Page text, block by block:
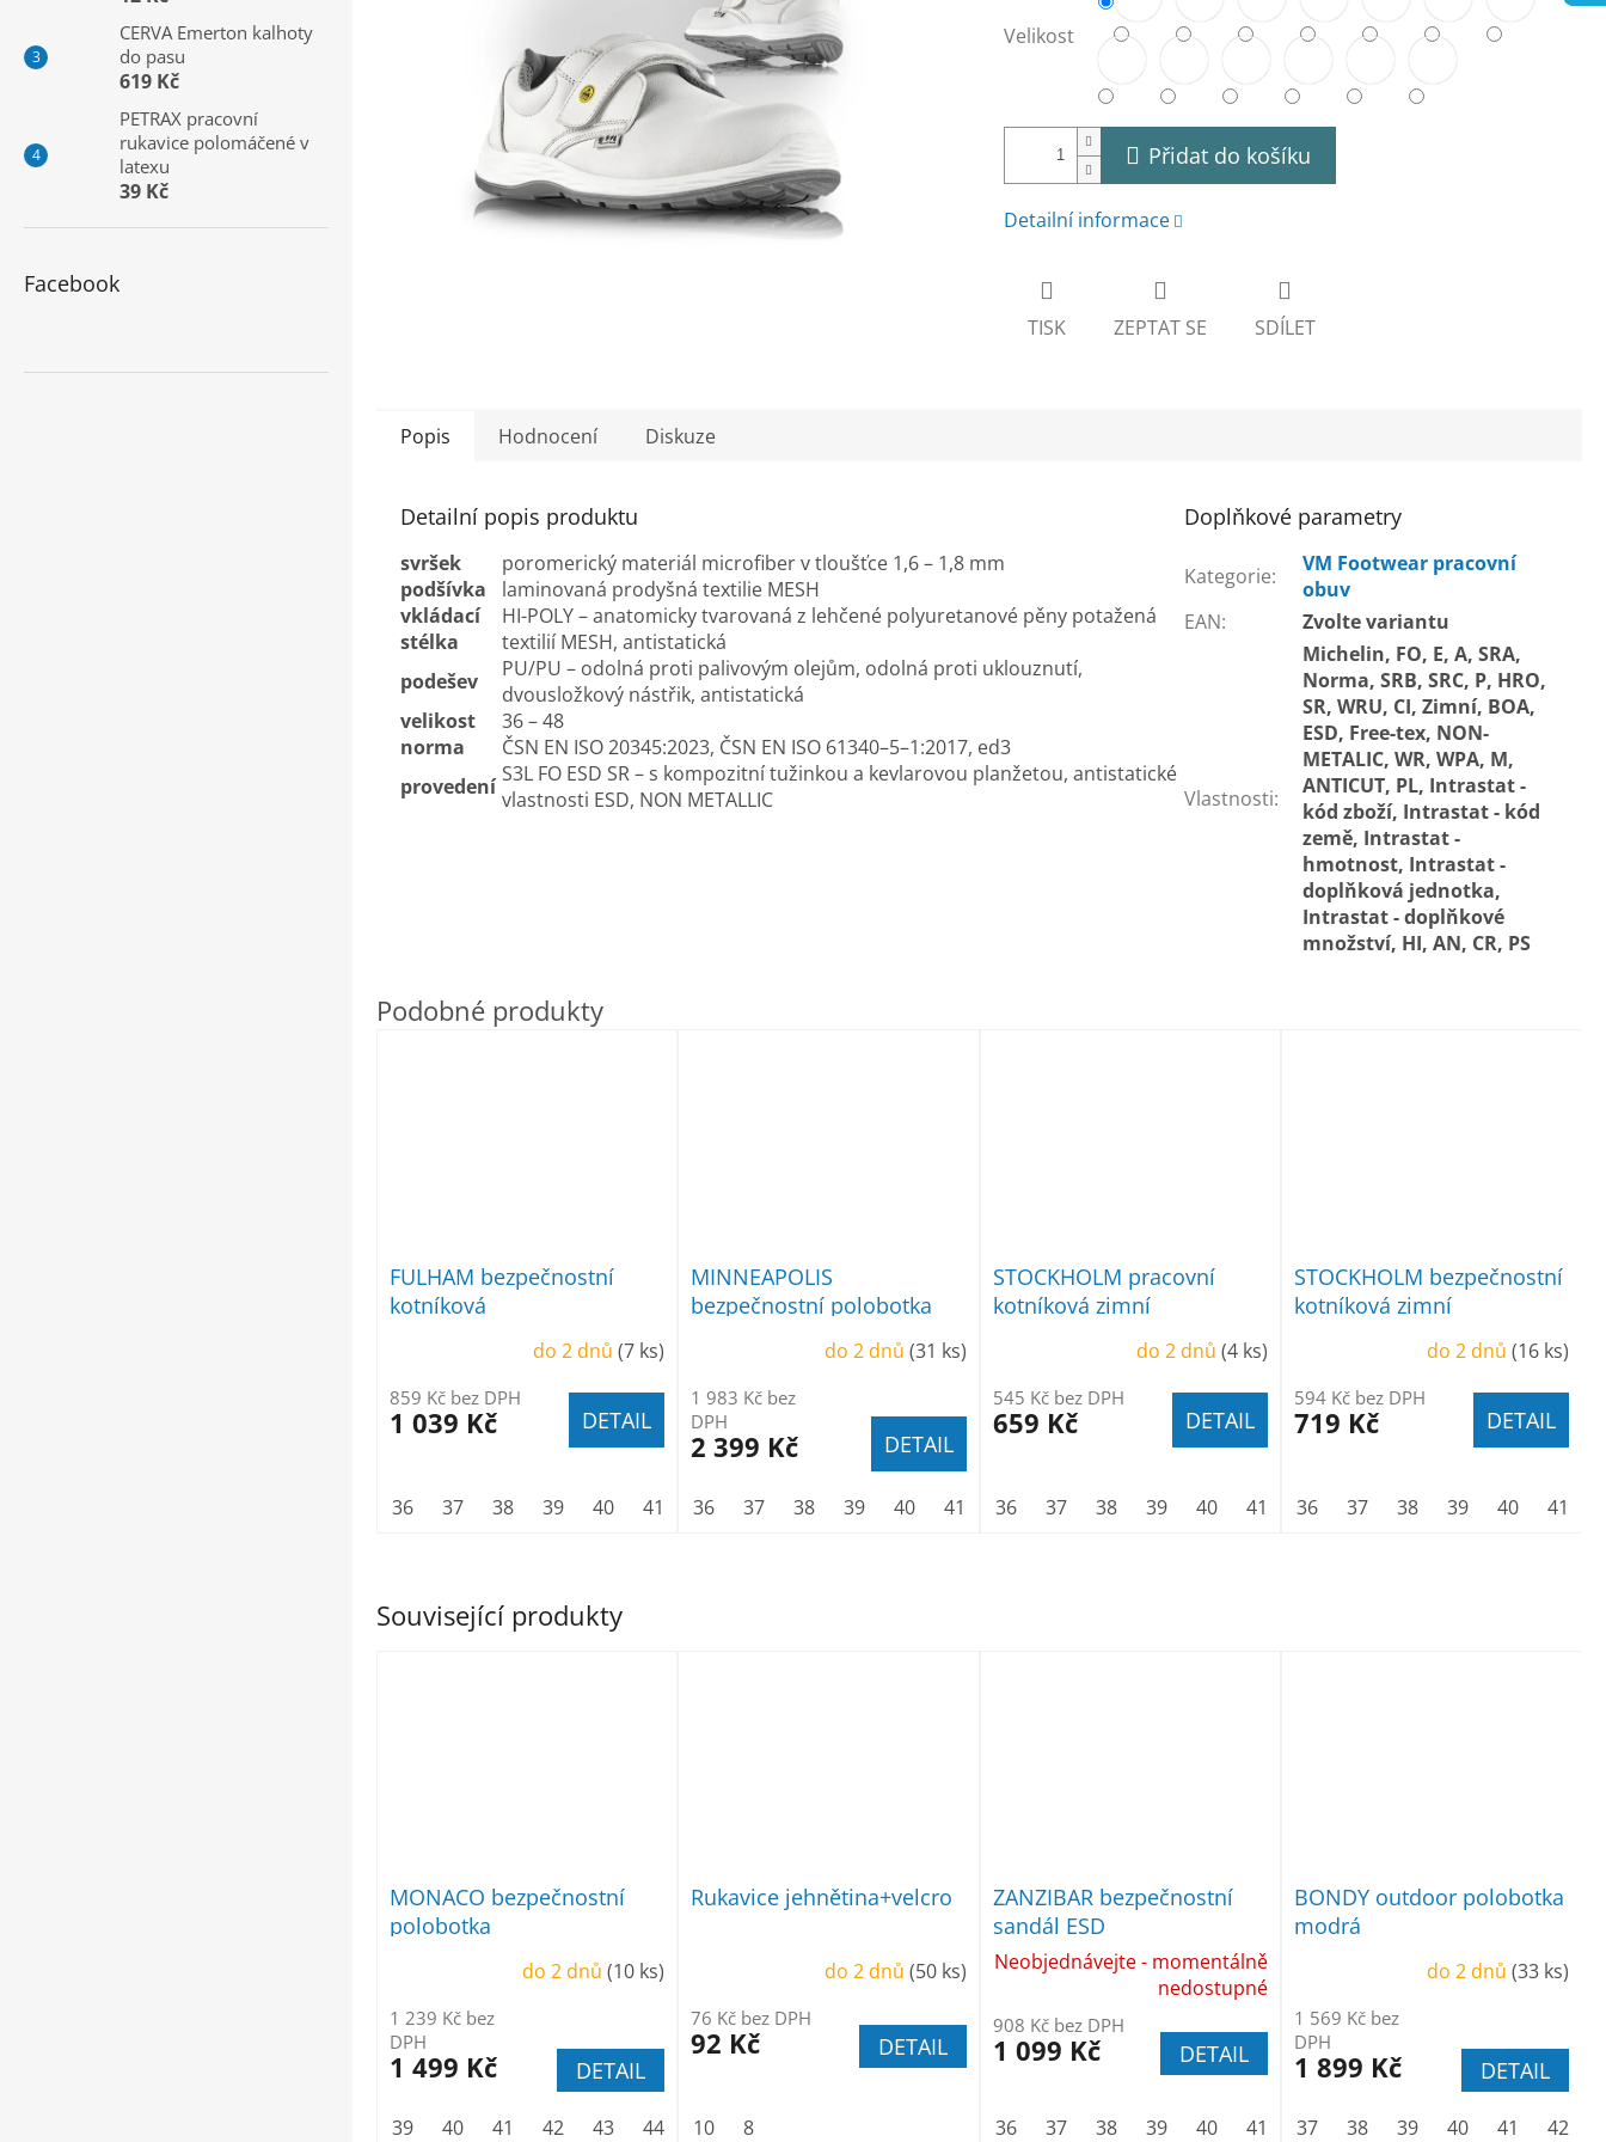
CERVA Emerton kalhoty
do pasu
619 Kč
PETRAX pracovní
rukavice polomáčené v
latexu
39 Kč
Facebook
Velikost
Přidat do košíku
Detailní informace
TISK ZEPTAT SE SDÍLET
Související produkty
MONACO bezpečnostní
polobotka
do 2 dnů(10 ks)
1 239 Kč bez
DPH
1 499 Kč DETAIL
39 40 41 42 43 44 45 46
Rukavice jehnětina+velcro
do 2 dnů (50 ks)
76 Kč bez DPH
92 Kč DETAIL
10 8
ZANZIBAR bezpečnostní
sandál ESD
Neobjednávejte - momentálně
nedostupné
908 Kč bez DPH
1 099 Kč DETAIL
36 37 38 39 40 41 42 43 44 45 46 47
BONDY outdoor polobotka
modrá
do 2 dnů (33 ks)
1 569 Kč bez
DPH
1 899 Kč DETAIL
37 38 39 40 41 42
Popis Hodnocení Diskuze
Detailní popis produktu
svršek
poromerický materiál microfiber v tloušťce 1,6 – 1,8 mm
podšívka
laminovaná prodyšná textilie MESH
vkládací
stélka
HI-POLY – anatomicky tvarovaná z lehčené polyuretanové pěny potažená
textilií MESH, antistatická
podešev
PU/PU – odolná proti palivovým olejům, odolná proti uklouznutí,
dvousložkový nástřik, antistatická
velikost
36 – 48
norma
ČSN EN ISO 20345:2023, ČSN EN ISO 61340–5–1:2017, ed3
provedení S3L FO ESD SR – s kompozitní tužinkou a kevlarovou planžetou, antistatické
vlastnosti ESD, NON METALLIC
Doplňkové parametry
Kategorie:
VM Footwear pracovní
obuv
EAN: Zvolte variantu
Vlastnosti:
Michelin, FO, E, A, SRA,
Norma, SRB, SRC, P, HRO,
SR, WRU, CI, Zimní, BOA,
ESD, Free-tex, NON-
METALIC, WR, WPA, M,
ANTICUT, PL, Intrastat -
kód zboží, Intrastat - kód
země, Intrastat -
hmotnost, Intrastat -
doplňková jednotka,
Intrastat - doplňkové
množství, HI, AN, CR, PS
FULHAM bezpečnostní
kotníková
do 2 dnů(7 ks)
859 Kč bez DPH
1 039 Kč DETAIL
36 37 38 39 40 41 42 43 44 45 46 47 48
MINNEAPOLIS
bezpečnostní polobotka
do 2 dnů (31 ks)
1 983 Kč bez
DPH
2 399 Kč DETAIL
36 37 38 39 40 41 42 43 44 45 46 47 48
STOCKHOLM pracovní
kotníková zimní
do 2 dnů (4 ks)
545 Kč bez DPH
659 Kč DETAIL
36 37 38 39 40 41 42 43 44 45 46 47
STOCKHOLM bezpečnostní
kotníková zimní
do 2 dnů (16 ks)
594 Kč bez DPH
719 Kč DETAIL
36 37 38 39 40 41